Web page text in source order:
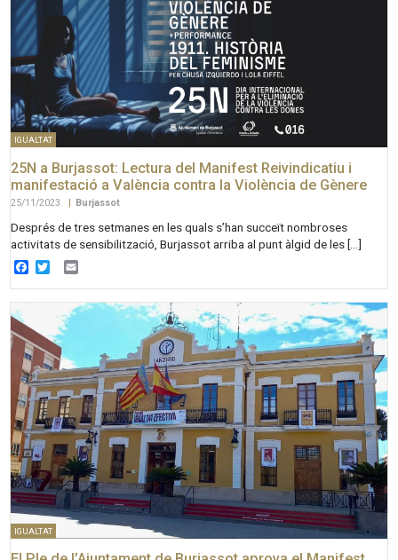
IGUALTAT
25N a Burjassot: Lectura del Manifest Reivindicatiu i
manifestació a València contra la Violència de Gènere
25/11/2023 | Burjassot
Després de tres setmanes en les quals s’han succeït nombroses
activitats de sensibilització, Burjassot arriba al punt àlgid de les […]
Facebook
Twitter
IGUALTAT